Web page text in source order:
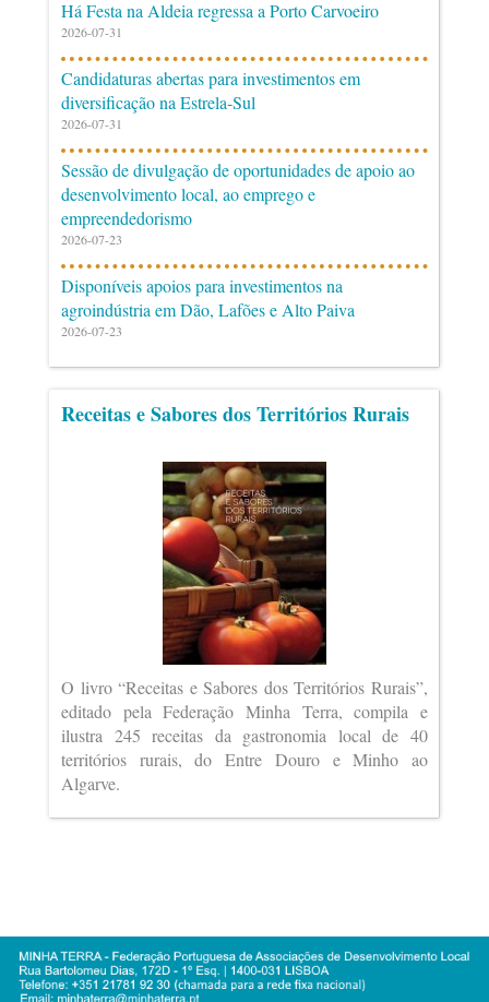
Há Festa na Aldeia regressa a Porto Carvoeiro
2026-07-31
Candidaturas abertas para investimentos em
diversificação na Estrela-Sul
2026-07-31
Sessão de divulgação de oportunidades de apoio ao
desenvolvimento local, ao emprego e
empreendedorismo
2026-07-23
Disponíveis apoios para investimentos na
agroindústria em Dão, Lafões e Alto Paiva
2026-07-23
Receitas e Sabores dos Territórios Rurais
O livro “Receitas e Sabores dos Territórios Rurais”,
editado pela Federação Minha Terra, compila e
ilustra 245 receitas da gastronomia local de 40
territórios rurais, do Entre Douro e Minho ao
Algarve.